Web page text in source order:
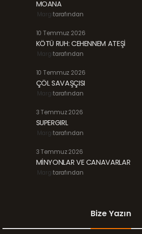
MOANA
Margitarafından
10 Temmuz 2026
KÖTÜ RUH: CEHENNEM ATEŞİ
Margitarafından
10 Temmuz 2026
ÇÖL SAVAŞÇISI
Margitarafından
3 Temmuz 2026
SUPERGIRL
Margitarafından
3 Temmuz 2026
MİNYONLAR VE CANAVARLAR
Margitarafından
Bize Yazın